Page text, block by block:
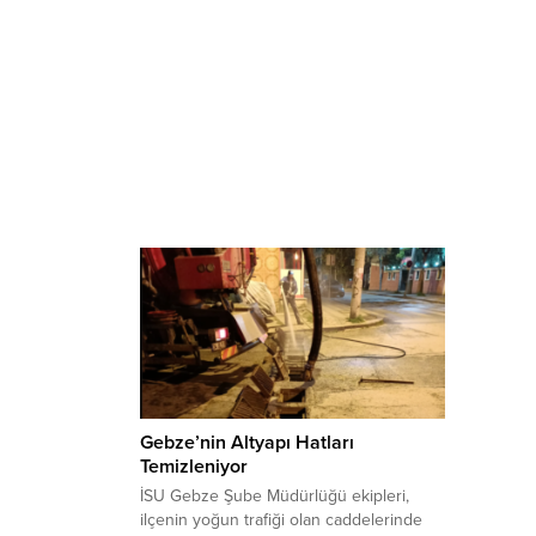
Gebze’nin Altyapı Hatları
Temizleniyor
İSU Gebze Şube Müdürlüğü ekipleri,
ilçenin yoğun trafiği olan caddelerinde